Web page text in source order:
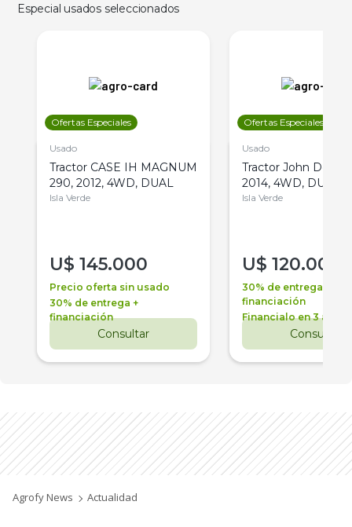
Especial usados seleccionados
Ofertas Especiales
Usado
Tractor CASE IH MAGNUM
290, 2012, 4WD, DUAL
Isla Verde
U$ 145.000
Precio oferta sin usado
30% de entrega +
financiación
Consultar
Ofertas Especiales
Usado
Tractor John Deere
2014, 4WD, DUAL
Isla Verde
U$ 120.000
30% de entrega +
financiación
Financialo en 3 años
Consultar
Agrofy News Actualidad